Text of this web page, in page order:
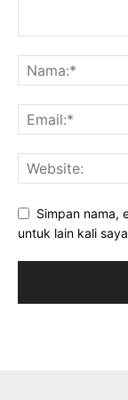
Simpan nama,
untuk lain kali